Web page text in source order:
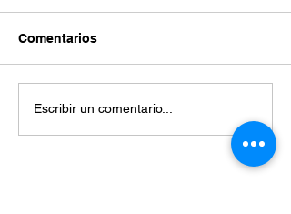
Comentarios
Escribir un comentario...